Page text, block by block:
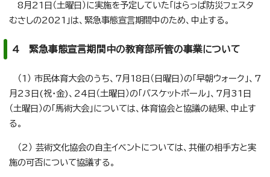
8月21日（土曜日）に実施を予定していた「はらっぱ防災フェスタ
むさしの2021」は、緊急事態宣言期間中のため、中止する。
4 緊急事態宣言期間中の教育部所管の事業について
（1） 市民体育大会のうち、7月18日（日曜日）の「早朝ウォーク」、7
月23日(祝・金)、24日（土曜日）の「バスケットボール」、7月31日
（土曜日）の「馬術大会」については、体育協会と協議の結果、中止す
る。
（2） 芸術文化協会の自主イベントについては、共催の相手方と実
施の可否について協議する。